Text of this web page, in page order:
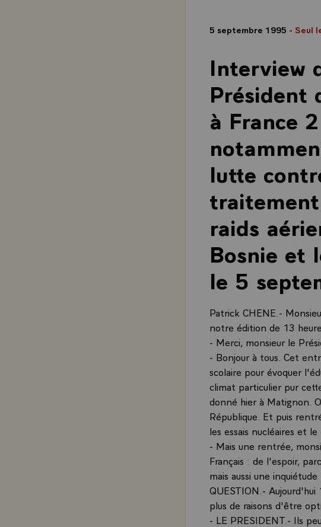
5 septembre 1995 - Seul
Interview
Président
à France
lutte
raids
Bosnie et
le 5
Patrick CHENE.-
notre édition de 13
- Merci, monsieur le
- Bonjour à tous. Cet
scolaire pour évoquer
climat particulier pur
donné hier à Matignon.
République. Et puis
les essais nucléaires et
- Mais une rentrée,
Français : de l'espoir,
mais aussi une
QUESTION.-
plus de raisons d'être
- LE PRESIDENT.- Ils